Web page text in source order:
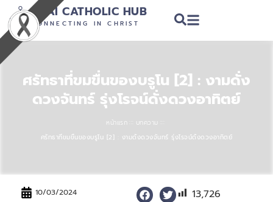
THAI CATHOLIC HUB
CONNECTING IN CHRIST
ศรัทธาที่ขมขื่นของบรูโน [2] : งามดั่ง
ดวงจันทร์ รุ่งโรจน์ดั่งดวงอาทิตย์
หน้าแรก บทความ
ศรัทธาที่ขมขื่นของบรูโน [2] : งามดั่งดวงจันทร์ รุ่งโรจน์ดั่งดวงอาทิตย์
10/03/2024
13,726